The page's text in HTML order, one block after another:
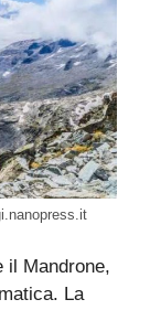
il Mandrone,
La